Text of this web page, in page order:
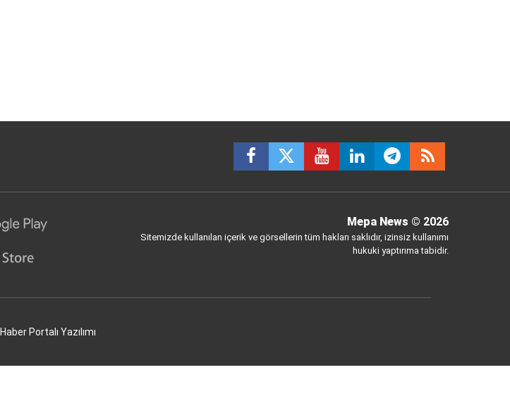
Mepa News © 2026
Sitemizde kullanılan içerik ve görsellerin tüm hakları saklıdır, izinsiz kullanımı
hukuki yaptırıma tabidir.
Haber Portalı Yazılımı